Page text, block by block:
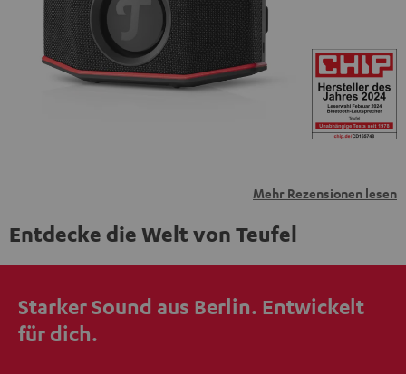
übermittelt werden.
Weitere Informationen sind in der
Datenschutzerklärung unter I zu finden
Mehr Rezensionen lesen
Entdecke die Welt von Teufel
Starker Sound aus Berlin. Entwickelt
für dich.